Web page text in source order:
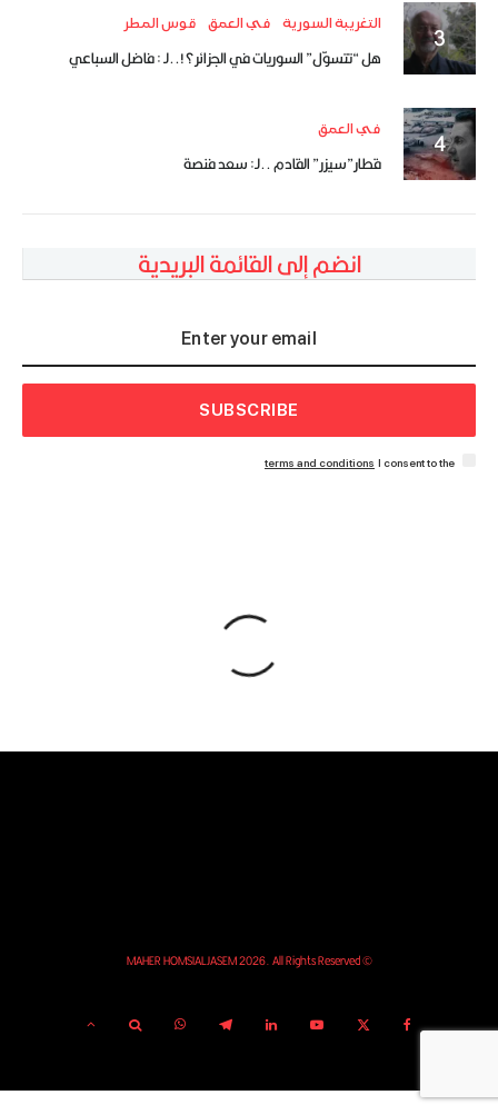
التغريبة السورية في العمق قوس المطر
هل “تتسوّل” السوريات في الجزائر؟!..لـ : فاضل السباعي
في العمق
قطار”سيزر” القادم ..لـ: سعد فنصة
انضم إلى القائمة البريدية
SUBSCRIBE
I consent to the
terms and conditions
© MAHER HOMSIALJASEM 2026. All Rights Reserved